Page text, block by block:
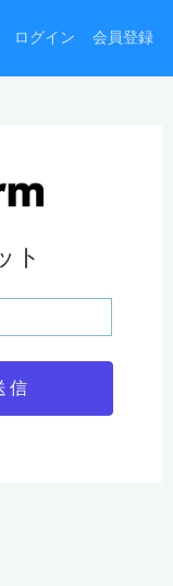
ログイン 会員登録
ト
信